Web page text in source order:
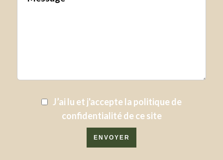
J’ai lu et j'accepte la politique de
confidentialitéde ce site
ENVOYER